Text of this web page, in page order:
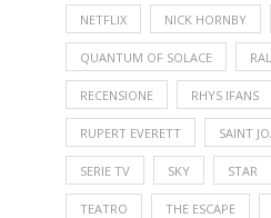
NETFLIX NICK HORNBY
QUANTUM OF SOLACE
RECENSIONE RHYS IFANS
RUPERT EVERETT SAINT
SERIE TV SKY STAR
TEATRO THE ESCAPE